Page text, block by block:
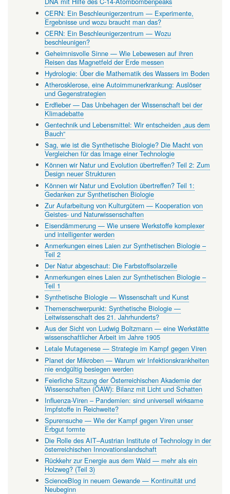
CERN: Ein Beschleunigerzentrum — Experimente,
Ergebnisse und wozu braucht man das?
CERN: Ein Beschleunigerzentrum — Wozu
beschleunigen?
Geheimnisvolle Sinne — Wie Lebewesen auf ihren
Reisen das Magnetfeld der Erde messen
Hydrologie: Über die Mathematik des Wassers im Boden
Atherosklerose, eine Autoimmunerkrankung: Auslöser
und Gegenstrategien
Erdfieber — Das Unbehagen der Wissenschaft bei der
Klimadebatte
Gentechnik und Lebensmittel: Wir entscheiden „aus dem
Bauch“
Sag, wie ist die Synthetische Biologie? Die Macht von
Vergleichen für das Image einer Technologie
Können wir Natur und Evolution übertreffen? Teil 2: Zum
Design neuer Strukturen
Können wir Natur und Evolution übertreffen? Teil 1:
Gedanken zur Synthetischen Biologie
Zur Aufarbeitung von Kulturgütern — Kooperation von
Geistes- und Naturwissenschaften
Eisendämmerung — Wie unsere Werkstoffe komplexer
und intelligenter werden
Anmerkungen eines Laien zur Synthetischen Biologie –
Teil 2
Der Natur abgeschaut: Die Farbstoffsolarzelle
Anmerkungen eines Laien zur Synthetischen Biologie –
Teil 1
Synthetische Biologie — Wissenschaft und Kunst
Themenschwerpunkt: Synthetische Biologie —
Leitwissenschaft des 21. Jahrhunderts?
Aus der Sicht von Ludwig Boltzmann — eine Werkstätte
wissenschaftlicher Arbeit im Jahre 1905
Letale Mutagenese — Strategie im Kampf gegen Viren
Planet der Mikroben — Warum wir Infektionskrankheiten
nie endgültig besiegen werden
Feierliche Sitzung der Österreichischen Akademie der
Wissenschaften (ÖAW): Bilanz mit Licht und Schatten
Influenza-Viren – Pandemien: sind universell wirksame
Impfstoffe in Reichweite?
Spurensuche — Wie der Kampf gegen Viren unser
Erbgut formte
Die Rolle des AIT–Austrian Institute of Technology in der
österreichischen Innovationslandschaft
Rückkehr zur Energie aus dem Wald — mehr als ein
Holzweg? (Teil 3)
ScienceBlog in neuem Gewande — Kontinuität und
Neubeginn